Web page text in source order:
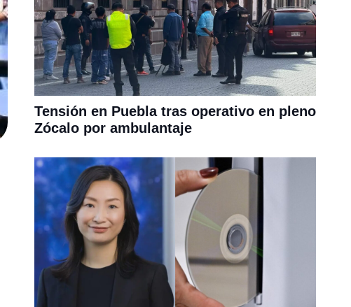
Tensión en Puebla tras operativo en pleno
Zócalo por ambulantaje